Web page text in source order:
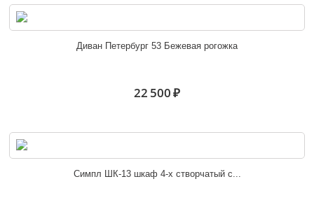
Диван Петербург 53 Бежевая рогожка
22 500 ₽
Симпл ШК-13 шкаф 4-х створчатый с...